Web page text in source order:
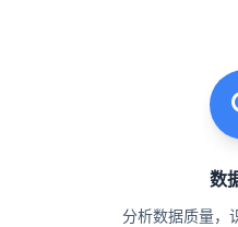
数
分析数据质量，